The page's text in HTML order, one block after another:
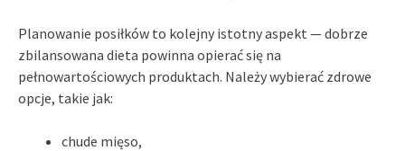
Planowanie posiłków to kolejny istotny aspekt — dobrze
zbilansowana dieta powinna opierać się na
pełnowartościowych produktach. Należy wybierać zdrowe
opcje, takie jak:
chude mięso,